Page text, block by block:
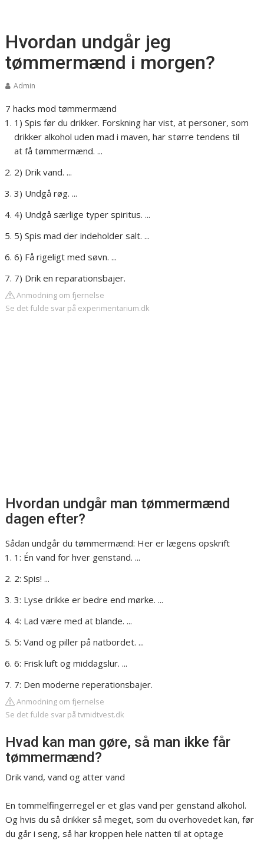
Hvordan undgår jeg
tømmermænd i morgen?
Admin
7 hacks mod tømmermænd
1) Spis før du drikker. Forskning har vist, at personer, som
drikker alkohol uden mad i maven, har større tendens til
at få tømmermænd. ...
2) Drik vand. ...
3) Undgå røg. ...
4) Undgå særlige typer spiritus. ...
5) Spis mad der indeholder salt. ...
6) Få rigeligt med søvn. ...
7) Drik en reparationsbajer.
Anmodning om fjernelse
Se det fulde svar på experimentarium.dk
Hvordan undgår man tømmermænd
dagen efter?
Sådan undgår du tømmermænd: Her er lægens opskrift
1: Én vand for hver genstand. ...
2: Spis! ...
3: Lyse drikke er bedre end mørke. ...
4: Lad være med at blande. ...
5: Vand og piller på natbordet. ...
6: Frisk luft og middagslur. ...
7: Den moderne reperationsbajer.
Anmodning om fjernelse
Se det fulde svar på tvmidtvest.dk
Hvad kan man gøre, så man ikke får
tømmermænd?
Drik vand, vand og atter vand
En tommelfingerregel er et glas vand per genstand alkohol.
Og hvis du så drikker så meget, som du overhovedet kan, før
du går i seng, så har kroppen hele natten til at optage